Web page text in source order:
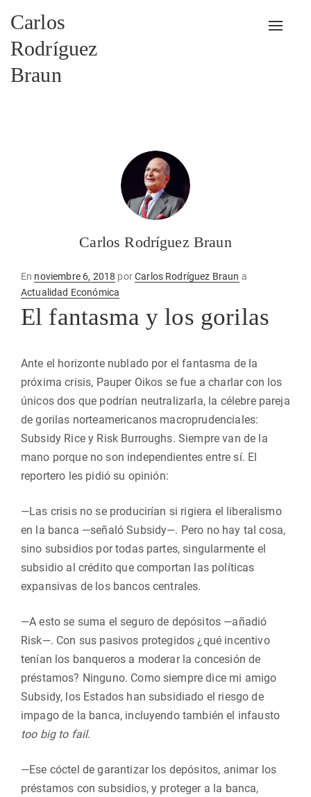
Carlos
Rodríguez
Braun
Carlos Rodríguez Braun
En Publicado
en
noviembre 6, 2018 porCarlos Rodríguez Braun a
Actualidad Económica
El fantasma y los gorilas
Ante el horizonte nublado por el fantasma de la
próxima crisis, Pauper Oikos se fue a charlar con los
únicos dos que podrían neutralizarla, la célebre pareja
de gorilas norteamericanos macroprudenciales:
Subsidy Rice y Risk Burroughs. Siempre van de la
mano porque no son independientes entre sí. El
reportero les pidió su opinión:
—Las crisis no se producirían si rigiera el liberalismo
en la banca —señaló Subsidy—. Pero no hay tal cosa,
sino subsidios por todas partes, singularmente el
subsidio al crédito que comportan las políticas
expansivas de los bancos centrales.
—A esto se suma el seguro de depósitos —añadió
Risk—. Con sus pasivos protegidos ¿qué incentivo
tenían los banqueros a moderar la concesión de
préstamos? Ninguno. Como siempre dice mi amigo
Subsidy, los Estados han subsidiado el riesgo de
impago de la banca, incluyendo también el infausto
too big to fail.
—Ese cóctel de garantizar los depósitos, animar los
préstamos con subsidios, y proteger a la banca,